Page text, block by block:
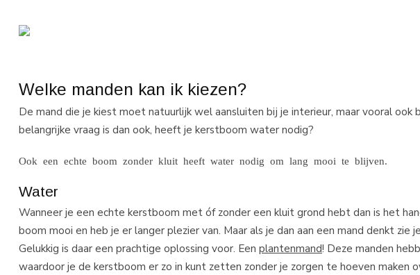
Welke manden kan ik kiezen?
De mand die je kiest moet natuurlijk wel aansluiten bij je interieur, maar vooral
belangrijke vraag is dan ook, heeft je kerstboom water nodig?
Ook een echte boom zonder kluit heeft water nodig om lang mooi te blijven.
Water
Wanneer je een echte kerstboom met óf zonder een kluit grond hebt dan is het
boom mooi en heb je er langer plezier van. Maar als je dan aan een mand denkt
Gelukkig is daar een prachtige oplossing voor. Een plantenmand! Deze manden
waardoor je de kerstboom er zo in kunt zetten zonder je zorgen te hoeven maken